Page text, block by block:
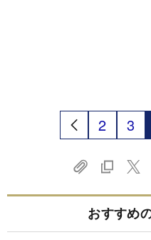
2 3
おすすめ